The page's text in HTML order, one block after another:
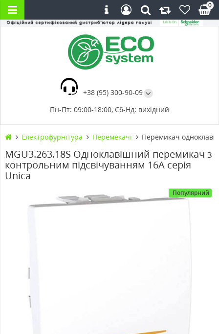
+38 (95) 300-90-09
Пн-Пт: 09:00-18:00, Сб-Нд: вихідний
0
Електрофурнітура Перемекачі Перемикач
MGU3.263.18S Одноклавішний перемикач з
контрольним підсвічуванням 16А серія
Unica
Популярний